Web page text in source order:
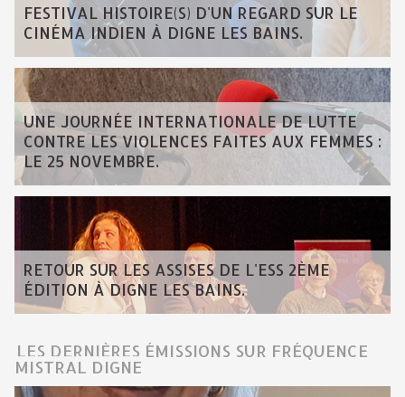
FESTIVAL HISTOIRE(S) D'UN REGARD SUR LE
CINÉMA INDIEN À DIGNE LES BAINS.
UNE JOURNÉE INTERNATIONALE DE LUTTE
CONTRE LES VIOLENCES FAITES AUX FEMMES :
LE 25 NOVEMBRE.
RETOUR SUR LES ASSISES DE L'ESS 2ÈME
ÉDITION À DIGNE LES BAINS.
LES DERNIÈRES ÉMISSIONS SUR FRÉQUENCE
MISTRAL DIGNE